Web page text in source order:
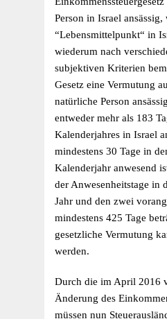
Person in Israel
“Lebensmittelpunkt“ in
wiederum nach
subjektiven Kriterien
Gesetz eine Vermutung
natürliche Person
entweder mehr als 183
Kalenderjahres in Israel
mindestens 30 Tage in
Kalenderjahr anwesend
der Anwesenheitstage in
Jahr und den zwei
mindestens 425 Tage
gesetzliche Vermutung
werden.
Durch die im April 2016
Änderung des
müssen nun